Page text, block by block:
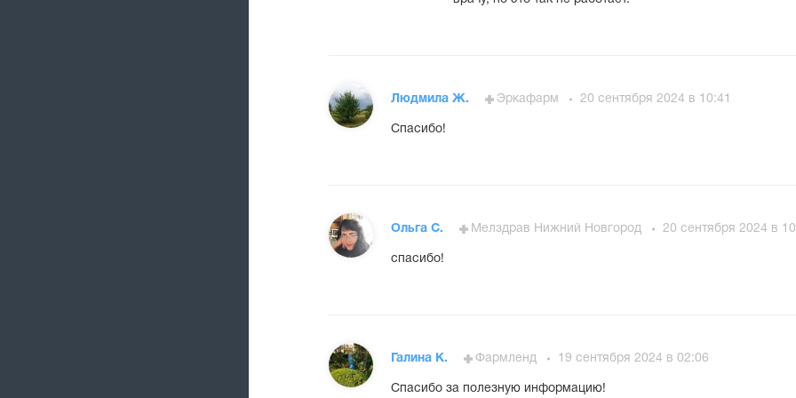
Людмила Ж. Эркафарм 20 сентября 2024 в 10:41
Спасибо!
Ольга С. Мелздрав Нижний Новгород 20 сентября 2024 в
спасибо!
Галина К. Фармленд 19 сентября 2024 в 02:06
Спасибо за полезную информацию!